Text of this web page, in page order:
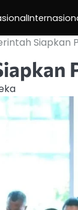
Siapkan